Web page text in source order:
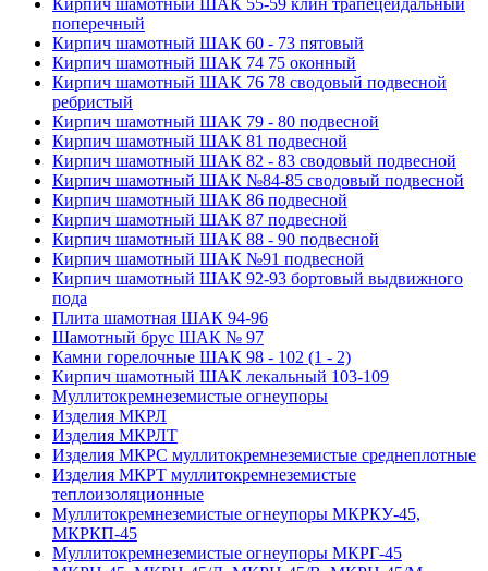
Кирпич шамотный ШАК 55-59 клин трапецеидальный
поперечный
Кирпич шамотный ШАК 60 - 73 пятовый
Кирпич шамотный ШАК 74 75 оконный
Кирпич шамотный ШАК 76 78 сводовый подвесной
ребристый
Кирпич шамотный ШАК 79 - 80 подвесной
Кирпич шамотный ШАК 81 подвесной
Кирпич шамотный ШАК 82 - 83 сводовый подвесной
Кирпич шамотный ШАК №84-85 сводовый подвесной
Кирпич шамотный ШАК 86 подвесной
Кирпич шамотный ШАК 87 подвесной
Кирпич шамотный ШАК 88 - 90 подвесной
Кирпич шамотный ШАК №91 подвесной
Кирпич шамотный ШАК 92-93 бортовый выдвижного
пода
Плита шамотная ШАК 94-96
Шамотный брус ШАК № 97
Камни горелочные ШАК 98 - 102 (1 - 2)
Кирпич шамотный ШАК лекальный 103-109
Муллито­­кремнеземистые огнеупоры
Изделия МКРЛ
Изделия МКРЛТ
Изделия МКРС муллитокремнеземистые среднеплотные
Изделия МКРТ муллитокремнеземистые
теплоизоляционные
Муллитокремнеземистые огнеупоры МКРКУ-45,
МКРКП-45
Муллитокремнеземистые огнеупоры МКРГ-45